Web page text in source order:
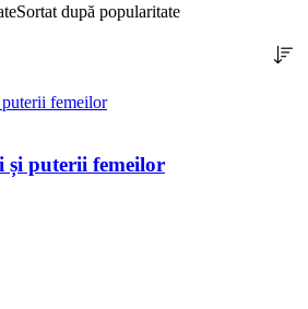
Sortat după popularitate
și puterii femeilor